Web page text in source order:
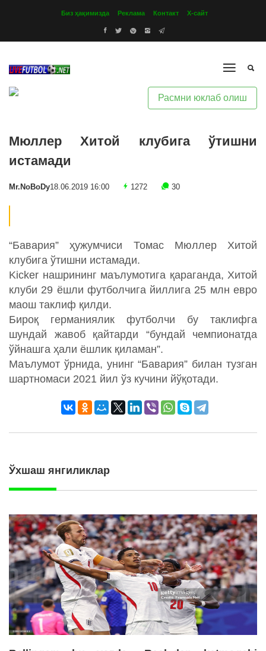
Биз ҳақимизда Реклама Контакт Х-сайт
Расмни юклаб олиш
Мюллер Хитой клубига ўтишни
истамади
Mr.NoBoDy18.06.2019 16:00 1272 30
“Бавария” ҳужумчиси Томас Мюллер Хитой
клубига ўтишни истамади.
Kicker нашрининг маълумотига қараганда, Хитой
клуби 29 ёшли футболчига йиллига 25 млн евро
маош таклиф қилди.
Бироқ германиялик футболчи бу таклифга
шундай жавоб қайтарди “бундай чемпионатда
ўйнашга ҳали ёшлик қиламан”.
Маълумот ўрнида, унинг “Бавария” билан тузган
шартномаси 2021 йил ўз кучини йўқотади.
Ўхшаш янгиликлар